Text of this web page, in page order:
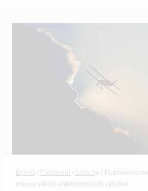
Domů / Cestování / Letecky / Elektronika
převoz vašich elektronických zařízení